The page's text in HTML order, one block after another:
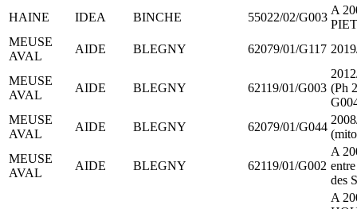
HAINE
IDEA BINCHE 55022/02/G003
A
MEUSE
AVAL
AIDE BLEGNY 62079/01/G117
MEUSE
AVAL
AIDE BLEGNY 62119/01/G003 (Ph
MEUSE
AVAL
AIDE BLEGNY 62079/01/G044
MEUSE
AVAL
AIDE BLEGNY 62119/01/G002
A
des
A